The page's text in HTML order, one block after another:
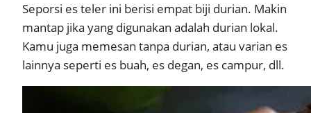
Seporsi es teler ini berisi empat biji durian. Makin
mantap jika yang digunakan adalah durian lokal.
Kamu juga memesan tanpa durian, atau varian es
lainnya seperti es buah, es degan, es campur, dll.